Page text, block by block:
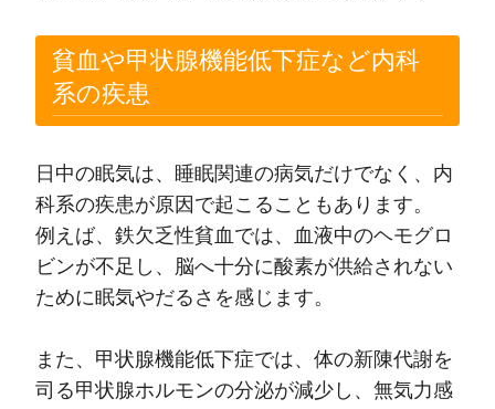
貧血や甲状腺機能低下症など内科
系の疾患
日中の眠気は、睡眠関連の病気だけでなく、内
科系の疾患が原因で起こることもあります。
例えば、鉄欠乏性貧血では、血液中のヘモグロ
ビンが不足し、脳へ十分に酸素が供給されない
ために眠気やだるさを感じます。
また、甲状腺機能低下症では、体の新陳代謝を
司る甲状腺ホルモンの分泌が減少し、無気力感